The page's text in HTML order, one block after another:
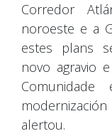
Corredor
noroeste e a
estes plans
novo agravio
alertou.